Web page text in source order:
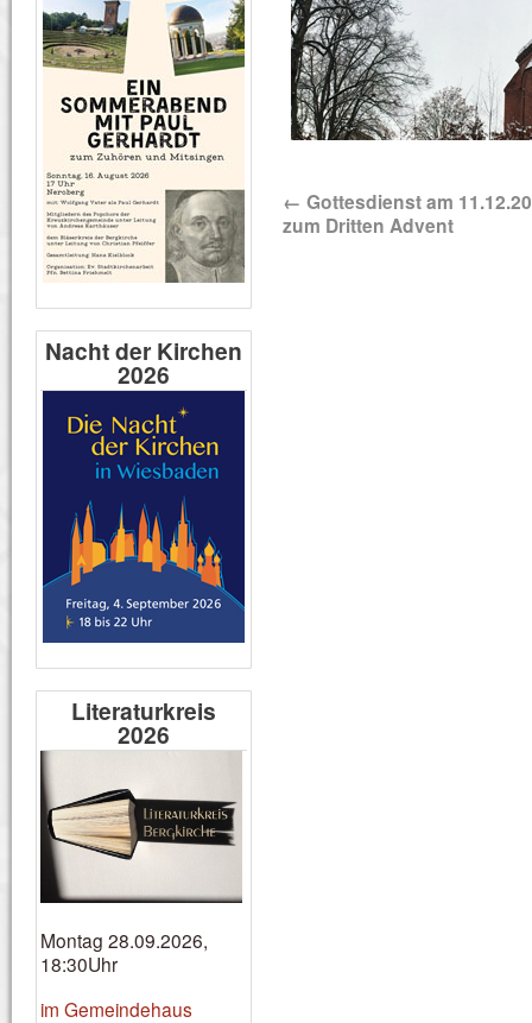
← Gottesdienst am
zum Dritten Advent
Nacht der Kirchen
2026
Literaturkreis
2026
Montag 28.09.2026,
18:30Uhr
im Gemeindehaus